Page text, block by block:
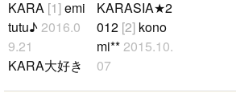
KARA [1]emi
tutu♪ 2016.0
9.21
KARA大好き
KARASIA★2
012 [2]kono
mi** 2015.10.
07